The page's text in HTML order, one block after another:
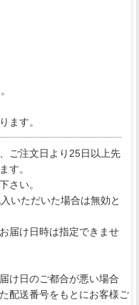
ます。
ご注文日より25日以上先
す。
さい。
いただいた場合は無効と
届け日時は指定できませ
け日のご都合が悪い場合
配送番号をもとにお客様ご